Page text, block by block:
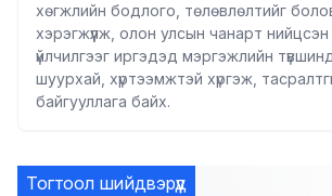
хөгжлийн бодлого, төлөвлөлтийг
хэрэгжүүлж, олон улсын чанарт
үйлчилгээг иргэдэд мэргэжлийн
шуурхай, хүртээмжтэй хүргэж,
байгууллага байх.
Тогтоол шийдвэрүүд